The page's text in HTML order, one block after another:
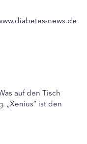
news.de
auf den Tisch
„Xenius” ist den